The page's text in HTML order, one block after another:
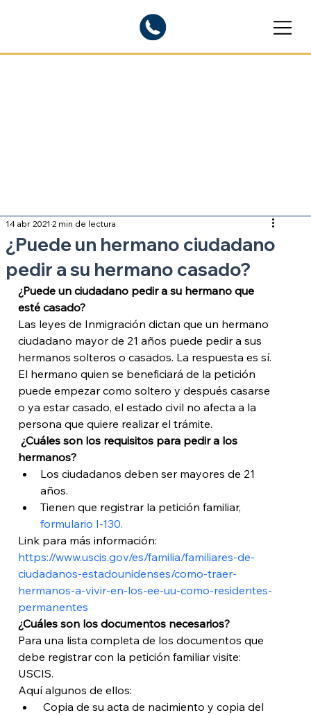
¿Puede un hermano ciudadano
pedir a su hermano casado?
14 abr 2021 2 min de lectura
¿Puede un ciudadano pedir a su hermano que
esté casado?
Las leyes de Inmigración dictan que un hermano
ciudadano mayor de 21 años puede pedir a sus
hermanos solteros o casados. La respuesta es sí.
El hermano quien se beneficiará de la petición
puede empezar como soltero y después casarse
o ya estar casado, el estado civil no afecta a la
persona que quiere realizar el trámite.
¿Cuáles son los requisitos para pedir a los
hermanos?
Los ciudadanos deben ser mayores de 21
años.
Tienen que registrar la petición familiar,
formulario I-130.
Link para más información:
https://www.uscis.gov/es/familia/familiares-de-
ciudadanos-estadounidenses/como-traer-
hermanos-a-vivir-en-los-ee-uu-como-residentes-
permanentes
¿Cuáles son los documentos necesarios?
Para una lista completa de los documentos que
debe registrar con la petición familiar visite:
USCIS.
Aquí algunos de ellos:
Copia de su acta de nacimiento y copia del